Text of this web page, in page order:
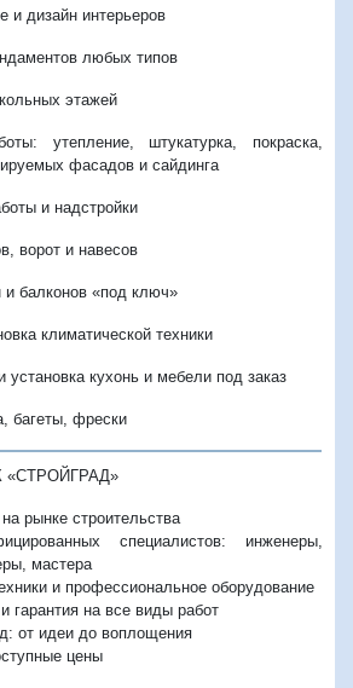
и дизайн интерьеров
любых типов
этажей
утепление, штукатурка, покраска,
фасадов и сайдинга
и надстройки
ворот и навесов
и балконов «под ключ»
климатической техники
установка кухонь и мебели под заказ
багеты, фрески
«СТРОЙГРАД»
на рынке строительства
специалистов: инженеры,
мастера
и профессиональное оборудование
и гарантия на все виды работ
: от идеи до воплощения
цены